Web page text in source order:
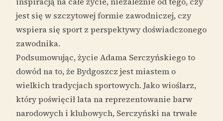
jest się w szczytowej formie zawodniczej, czy
wspiera się sport z perspektywy doświadczonego
zawodnika.
Podsumowując, życie Adama Serczyńskiego to
dowód na to, że Bydgoszcz jest miastem o
wielkich tradycjach sportowych. Jako wioślarz,
który poświęcił lata na reprezentowanie barw
narodowych i klubowych, Serczyński na trwałe